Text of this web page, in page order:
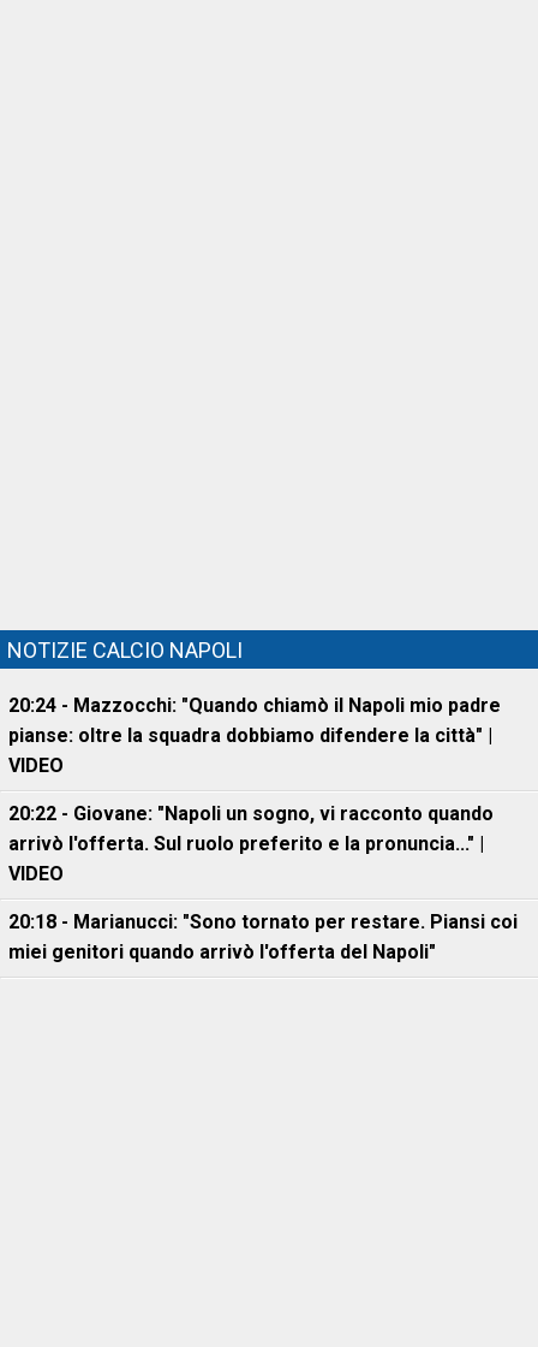
NOTIZIE CALCIO NAPOLI
20:24 - Mazzocchi: "Quando chiamò il Napoli mio padre
pianse: oltre la squadra dobbiamo difendere la città" |
VIDEO
20:22 - Giovane: "Napoli un sogno, vi racconto quando
arrivò l'offerta. Sul ruolo preferito e la pronuncia..." |
VIDEO
20:18 - Marianucci: "Sono tornato per restare. Piansi coi
miei genitori quando arrivò l'offerta del Napoli"